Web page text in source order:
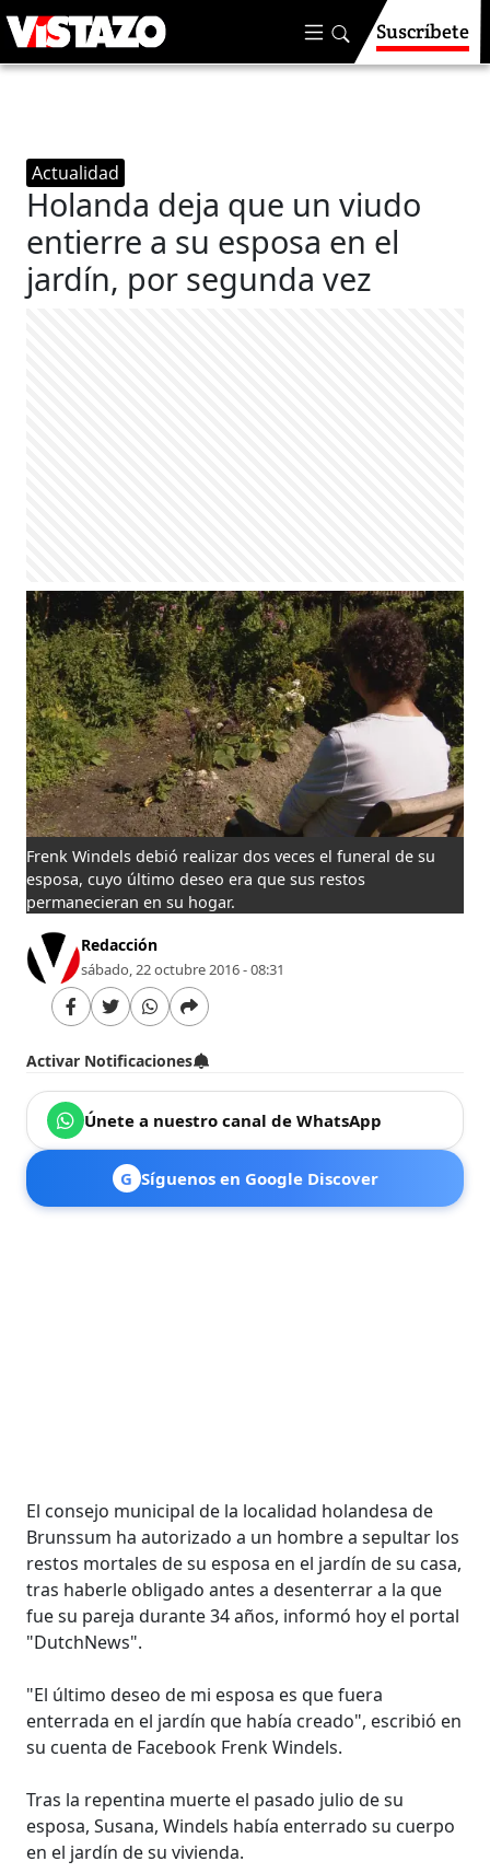
Suscríbete
Actualidad
Holanda deja que un viudo
entierre a su esposa en el
jardín, por segunda vez
Frenk Windels debió realizar dos veces el funeral de su
esposa, cuyo último deseo era que sus restos
permanecieran en su hogar.
Redacción
sábado, 22 octubre 2016 - 08:31
Activar Notificaciones
Únete a nuestro canal de WhatsApp
G Síguenos en Google Discover
El consejo municipal de la localidad holandesa de
Brunssum ha autorizado a un hombre a sepultar los
restos mortales de su esposa en el jardín de su casa,
tras haberle obligado antes a desenterrar a la que
fue su pareja durante 34 años, informó hoy el portal
"DutchNews".
"El último deseo de mi esposa es que fuera
enterrada en el jardín que había creado", escribió en
su cuenta de Facebook Frenk Windels.
Tras la repentina muerte el pasado julio de su
esposa, Susana, Windels había enterrado su cuerpo
en el jardín de su vivienda.